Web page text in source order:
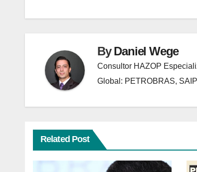
Post
ByDaniel Wege
Consultor HAZOP
Global: PETROBRAS,
Related Post